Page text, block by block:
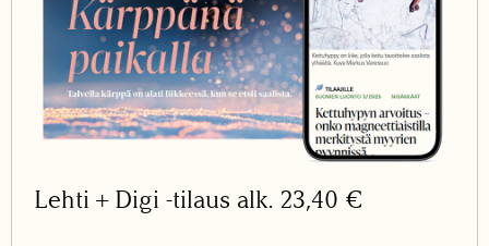
Lehti + Digi -tilaus alk. 23,40 €